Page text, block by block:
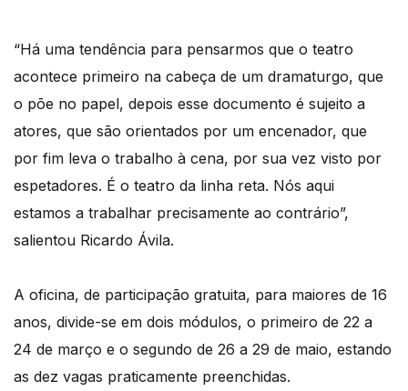
“Há uma tendência para pensarmos que o teatro
acontece primeiro na cabeça de um dramaturgo, que
o põe no papel, depois esse documento é sujeito a
atores, que são orientados por um encenador, que
por fim leva o trabalho à cena, por sua vez visto por
espetadores. É o teatro da linha reta. Nós aqui
estamos a trabalhar precisamente ao contrário”,
salientou Ricardo Ávila.
A oficina, de participação gratuita, para maiores de 16
anos, divide-se em dois módulos, o primeiro de 22 a
24 de março e o segundo de 26 a 29 de maio, estando
as dez vagas praticamente preenchidas.